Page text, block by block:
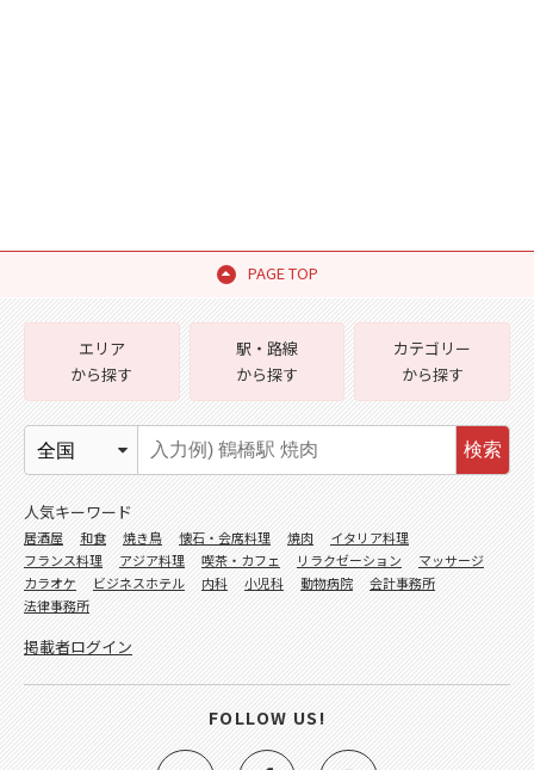
PAGE TOP
エリア
から探す
駅・路線
から探す
カテゴリー
から探す
検索
人気キーワード
居酒屋 和食 焼き鳥 懐石・会席料理 焼肉
イタリア料理
フランス料理
アジア料理 喫茶・カフェ リラクゼーション
マッサージ
カラオケ
ビジネスホテル 内科 小児科 動物病院
会計事務所
法律事務所
掲載者ログイン
FOLLOW US!